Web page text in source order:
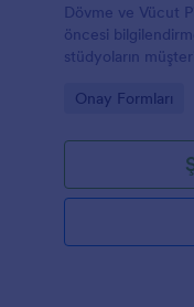
Dövme ve Vücut
öncesi
stüdyoların
yardımcı olur.
Go to Category:
Onay Formları